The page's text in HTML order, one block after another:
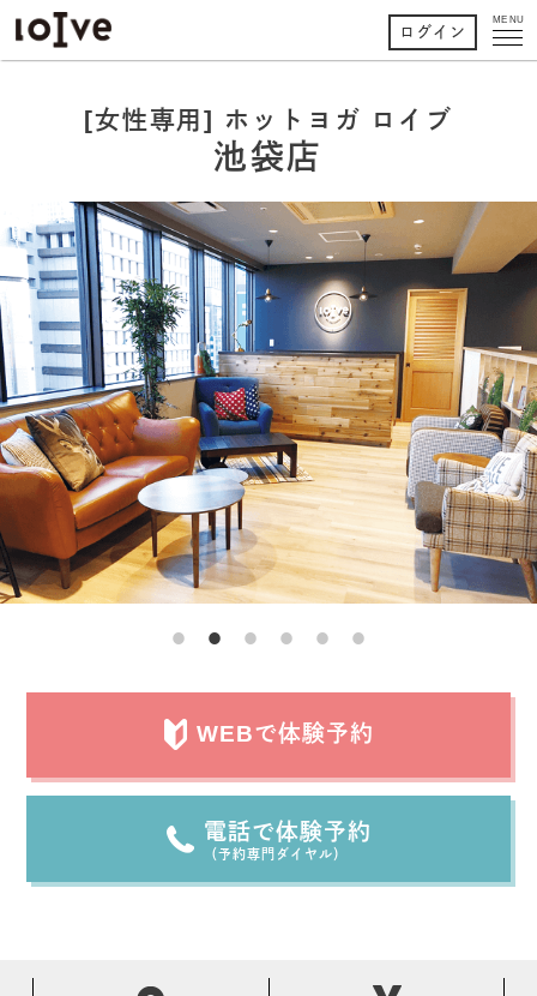
MENU
ログイン
[女性専用] ホットヨガ ロイブ
池袋店
WEBで体験予約
電話で体験予約
（予約専門ダイヤル）